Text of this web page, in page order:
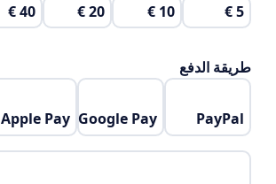
5 €
10 €
20 €
40 €
طريقة الدفع
PayPal
Google Pay
Apple Pay